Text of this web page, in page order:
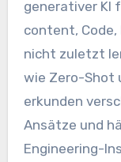
generativer KI
content, Code,
nicht zuletzt
wie Zero-Shot
erkunden
Ansätze und
Engineering-